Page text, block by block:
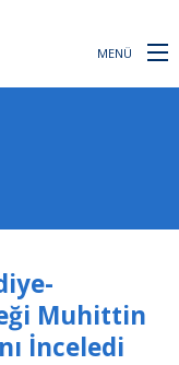
MENÜ
Muhittin
İnceledi